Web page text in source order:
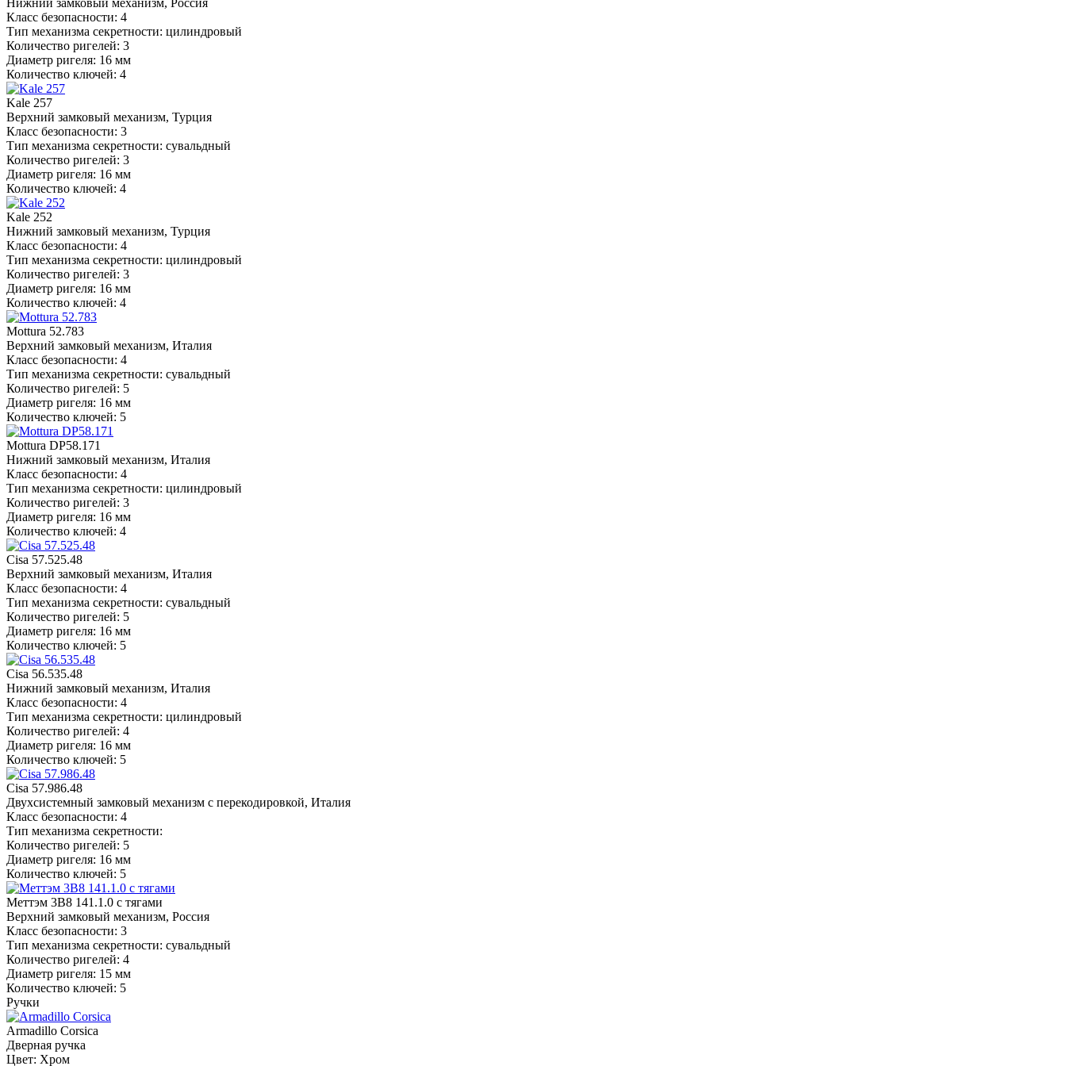
Класс безопасности: 4
Тип механизма секретности: цилиндровый
Количество ригелей: 3
Диаметр ригеля: 16 мм
Количество ключей: 4
Kale 257
Верхний замковый механизм, Турция
Класс безопасности: 3
Тип механизма секретности: сувальдный
Количество ригелей: 3
Диаметр ригеля: 16 мм
Количество ключей: 4
Kale 252
Нижний замковый механизм, Турция
Класс безопасности: 4
Тип механизма секретности: цилиндровый
Количество ригелей: 3
Диаметр ригеля: 16 мм
Количество ключей: 4
Mottura 52.783
Верхний замковый механизм, Италия
Класс безопасности: 4
Тип механизма секретности: сувальдный
Количество ригелей: 5
Диаметр ригеля: 16 мм
Количество ключей: 5
Mottura DP58.171
Нижний замковый механизм, Италия
Класс безопасности: 4
Тип механизма секретности: цилиндровый
Количество ригелей: 3
Диаметр ригеля: 16 мм
Количество ключей: 4
Cisa 57.525.48
Верхний замковый механизм, Италия
Класс безопасности: 4
Тип механизма секретности: сувальдный
Количество ригелей: 5
Диаметр ригеля: 16 мм
Количество ключей: 5
Cisa 56.535.48
Нижний замковый механизм, Италия
Класс безопасности: 4
Тип механизма секретности: цилиндровый
Количество ригелей: 4
Диаметр ригеля: 16 мм
Количество ключей: 5
Cisa 57.986.48
Двухсистемный замковый механизм с перекодировкой, Италия
Класс безопасности: 4
Тип механизма секретности:
Количество ригелей: 5
Диаметр ригеля: 16 мм
Количество ключей: 5
Меттэм 3В8 141.1.0 с тягами
Верхний замковый механизм, Россия
Класс безопасности: 3
Тип механизма секретности: сувальдный
Количество ригелей: 4
Диаметр ригеля: 15 мм
Количество ключей: 5
Ручки
Armadillo Corsica
Дверная ручка
Цвет: Хром